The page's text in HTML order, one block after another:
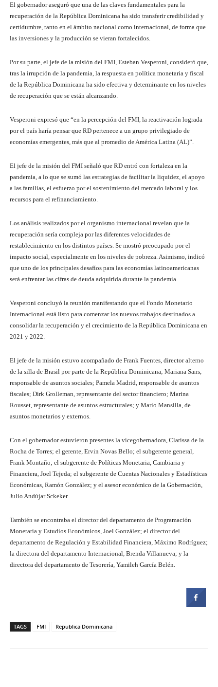
El gobernador aseguró que una de las claves fundamentales para la
recuperación de la República Dominicana ha sido transferir credibilidad y
certidumbre, tanto en el ámbito nacional como internacional, de forma que
las inversiones y la producción se vieran fortalecidos.
Por su parte, el jefe de la misión del FMI, Esteban Vesperoni, consideró que,
tras la irrupción de la pandemia, la respuesta en política monetaria y fiscal
de la República Dominicana ha sido efectiva y determinante en los niveles
de recuperación que se están alcanzando.
Vesperoni expresó que “en la percepción del FMI, la reactivación lograda
por el país haría pensar que RD pertenece a un grupo privilegiado de
economías emergentes, más que al promedio de América Latina (AL)”.
El jefe de la misión del FMI señaló que RD entró con fortaleza en la
pandemia, a lo que se sumó las estrategias de facilitar la liquidez, el apoyo
a las familias, el esfuerzo por el sostenimiento del mercado laboral y los
recursos para el refinanciamiento.
Los análisis realizados por el organismo internacional revelan que la
recuperación sería compleja por las diferentes velocidades de
restablecimiento en los distintos países. Se mostró preocupado por el
impacto social, especialmente en los niveles de pobreza. Asimismo, indicó
que uno de los principales desafíos para las economías latinoamericanas
será enfrentar las cifras de deuda adquirida durante la pandemia.
Vesperoni concluyó la reunión manifestando que el Fondo Monetario
Internacional está listo para comenzar los nuevos trabajos destinados a
consolidar la recuperación y el crecimiento de la República Dominicana en
2021 y 2022.
El jefe de la misión estuvo acompañado de Frank Fuentes, director alterno
de la silla de Brasil por parte de la República Dominicana; Mariana Sans,
responsable de asuntos sociales; Pamela Madrid, responsable de asuntos
fiscales; Dirk Grolleman, representante del sector financiero; Marina
Rousset, representante de asuntos estructurales; y Mario Mansilla, de
asuntos monetarios y externos.
Con el gobernador estuvieron presentes la vicegobernadora, Clarissa de la
Rocha de Torres; el gerente, Ervin Novas Bello; el subgerente general,
Frank Montaño; el subgerente de Políticas Monetaria, Cambiaria y
Financiera, Joel Tejeda; el subgerente de Cuentas Nacionales y Estadísticas
Económicas, Ramón González; y el asesor económico de la Gobernación,
Julio Andújar Sckeker.
También se encontraba el director del departamento de Programación
Monetaria y Estudios Económicos, Joel González; el director del
departamento de Regulación y Estabilidad Financiera, Máximo Rodríguez;
la directora del departamento Internacional, Brenda Villanueva; y la
directora del departamento de Tesorería, Yamileh García Belén.
TAGS FMI Republica Dominicana